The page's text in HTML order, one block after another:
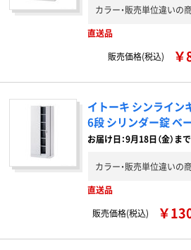
カラー・販売単位違いの
直送品
販売価格(税込)
イトーキ シンライン
6段 シリンダー錠 ベ
お届け日：9月18日（金）まで
カラー・販売単位違いの
直送品
販売価格(税込)
￥